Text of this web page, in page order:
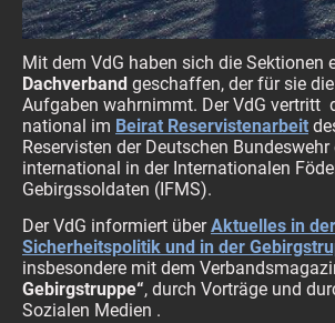
Mit dem VdG haben sich die Sektionen
Dachverband geschaffen, der für sie
Aufgaben wahrnimmt. Der VdG vertritt
national im Beirat Reservistenarbeit
Reservisten der Deutschen Bundeswehr
international in der Internationalen
Gebirgssoldaten (IFMS).
Der VdG informiert über Aktuelles in der
Sicherheitspolitik und in der
insbesondere mit dem
Gebirgstruppe“, durch Vorträge und
Sozialen Medien .